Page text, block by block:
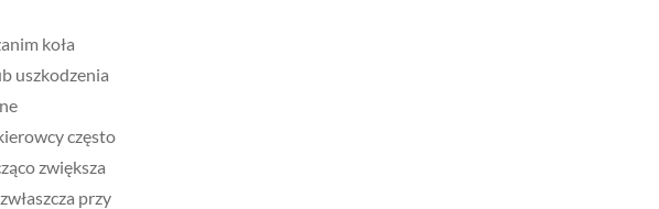
koła
uszkodzenia
często
zwiększa
przy